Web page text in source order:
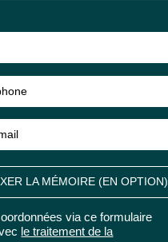
LA MÉMOIRE (EN OPTION)
via ce formulaire
le traitement de la